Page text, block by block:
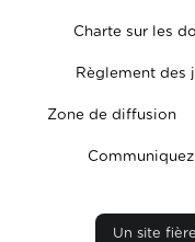
Charte sur les
Règlement des
Zone de diffusion
Un site